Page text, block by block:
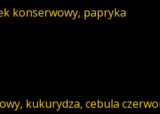
konserwowy, papryka
kukurydza, cebula